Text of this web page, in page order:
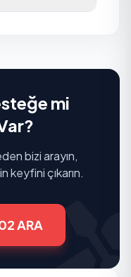
mi
bizi arayın,
keyfini çıkarın.
ARA